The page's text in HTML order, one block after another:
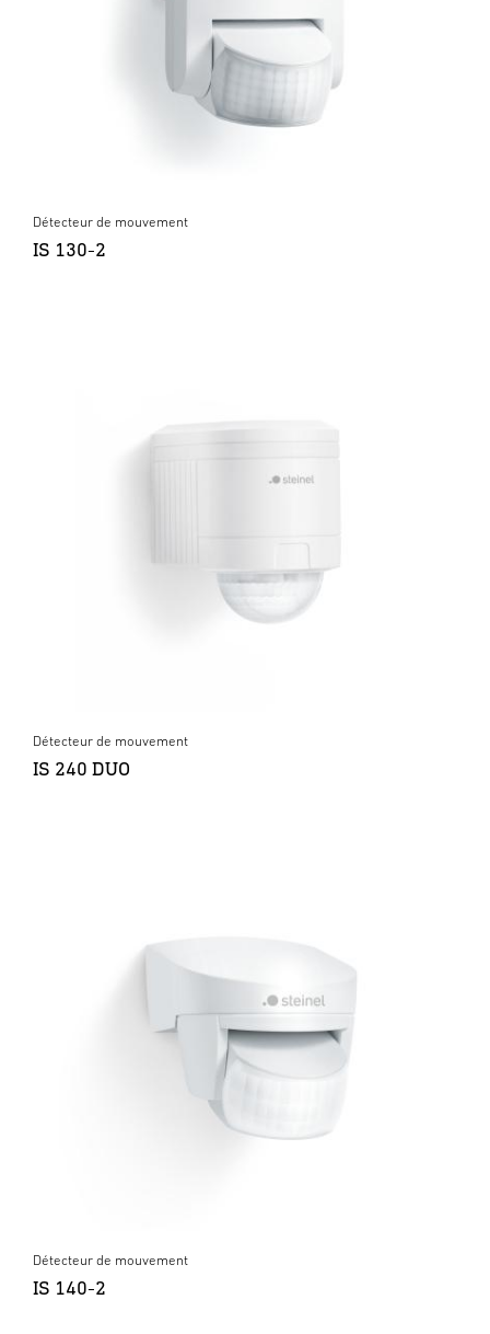
Détecteur de mouvement
IS 130-2
Détecteur de mouvement
IS 240 DUO
Détecteur de mouvement
IS 140-2